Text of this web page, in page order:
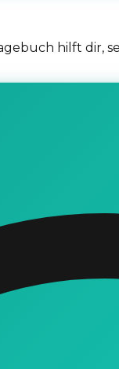
hilft dir,